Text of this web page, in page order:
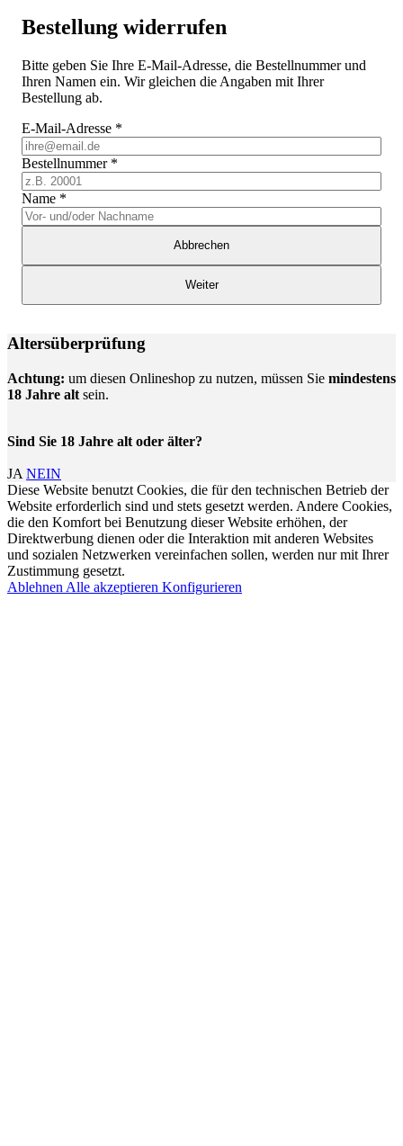
Bestellung widerrufen
Bitte geben Sie Ihre E-Mail-Adresse, die Bestellnummer und
Ihren Namen ein. Wir gleichen die Angaben mit Ihrer
Bestellung ab.
E-Mail-Adresse *
Bestellnummer *
Name *
Abbrechen
Weiter
Altersüberprüfung
Achtung: um diesen Onlineshop zu nutzen, müssen Sie mindestens
18 Jahre alt sein.
Sind Sie 18 Jahre alt oder älter?
JA NEIN
Diese Website benutzt Cookies, die für den technischen Betrieb der
Website erforderlich sind und stets gesetzt werden. Andere Cookies,
die den Komfort bei Benutzung dieser Website erhöhen, der
Direktwerbung dienen oder die Interaktion mit anderen Websites
und sozialen Netzwerken vereinfachen sollen, werden nur mit Ihrer
Zustimmung gesetzt.
Ablehnen Alle akzeptieren Konfigurieren